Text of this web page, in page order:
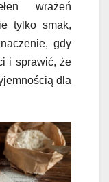
wrażeń
tylko smak,
gdy
i sprawić, że
dla